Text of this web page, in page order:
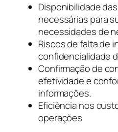
Disponibilidade
necessárias para
necessidades de
Riscos de falta de
confidencialidade
Confirmação de
efetividade e
informações.
Eficiência nos
operações